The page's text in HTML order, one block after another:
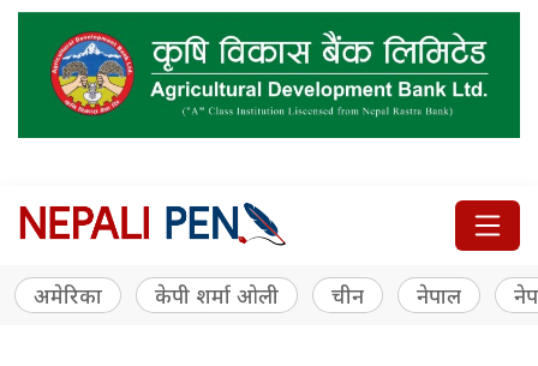
अमेरिका केपी शर्मा ओली चीन नेपाल